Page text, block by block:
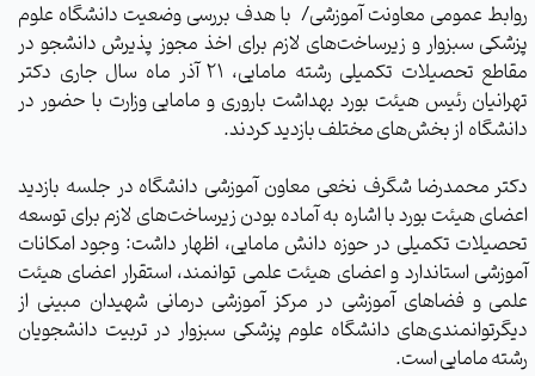
روابط عمومی معاونت آموزشی/ با هدف بررسی وضعیت دانشگاه علوم
پزشکی سبزوار و زیرساخت‌های لازم برای اخذ مجوز پذیرش دانشجو در
مقاطع تحصیلات تکمیلی رشته مامایی، 21 آذر ماه سال جاری
دکتر
تهرانیان رئیس هیئت بورد بهداشت باروری و مامایی وزارت با حضور در
دانشگاه از بخش‌های مختلف بازدید کردند.
دکتر محمدرضا شگرف نخعی معاون آموزشی دانشگاه در جلسه بازدید
اعضای هیئت بورد با اشاره به آماده بودن زیرساخت‌های لازم برای توسعه
تحصیلات تکمیلی در حوزه دانش مامایی، اظهار داشت: وجود امکانات
آموزشی استاندارد و اعضای هیئت علمی توانمند، استقرار اعضای هیئت
علمی و فضاهای آموزشی در مرکز آموزشی درمانی شهیدان مبینی از
دیگرتوانمندی‌های دانشگاه علوم پزشکی سبزوار در تربیت دانشجویان
رشته مامایی است.